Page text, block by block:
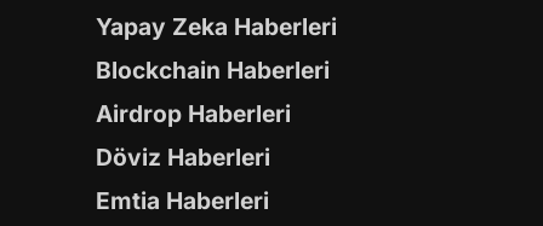
Yapay Zeka Haberleri
Blockchain Haberleri
Airdrop Haberleri
Döviz Haberleri
Emtia Haberleri